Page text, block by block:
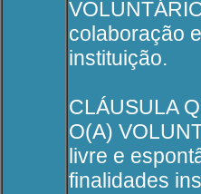
colaboração
instituição.
CLÁUSULA
O(A)
livre e
finalidades